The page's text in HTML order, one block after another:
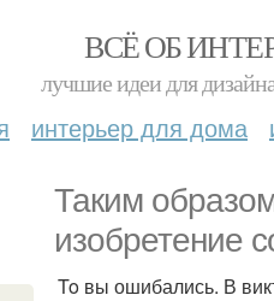
ВСЁ ОБ
лучшие идеи для
интерьер для дома
Таким
изобретение
To вы ошибались. В